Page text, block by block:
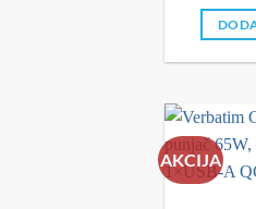
AKCIJA